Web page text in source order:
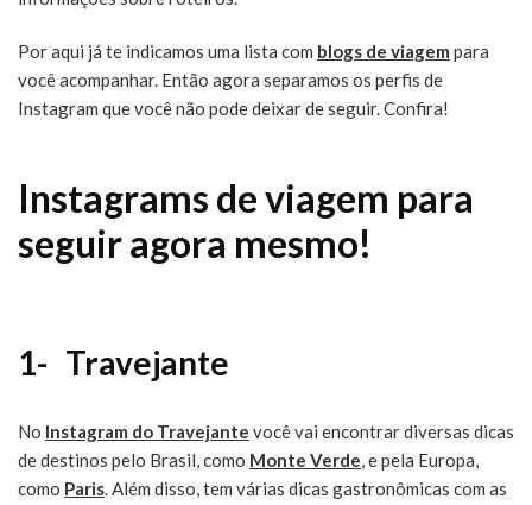
Por aqui já te indicamos uma lista com blogs de viagem para
você acompanhar. Então agora separamos os perfis de
Instagram que você não pode deixar de seguir. Confira!
Instagrams de viagem para
seguir agora mesmo!
1- Travejante
No Instagram do Travejante você vai encontrar diversas dicas
de destinos pelo Brasil, como Monte Verde, e pela Europa,
como Paris. Além disso, tem várias dicas gastronômicas com as